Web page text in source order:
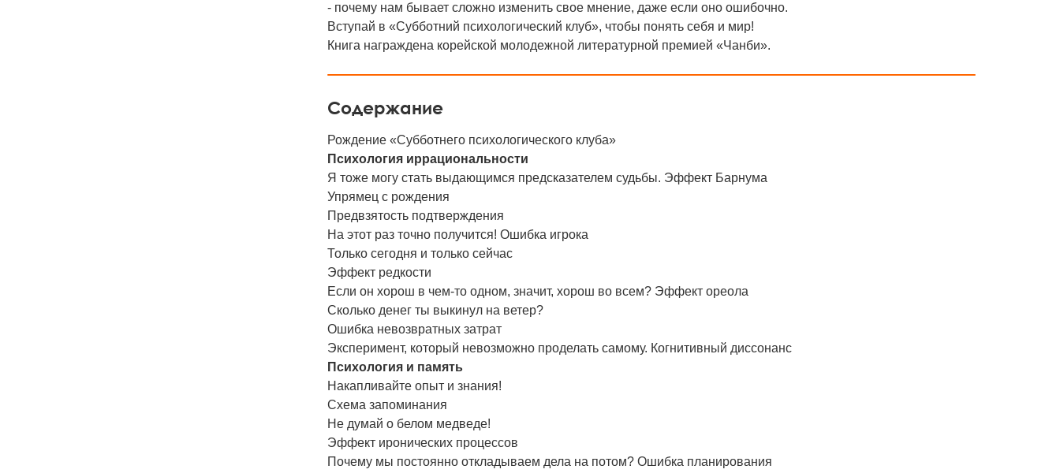
- почему нам бывает сложно изменить свое мнение, даже если оно ошибочно.
Вступай в «Субботний психологический клуб», чтобы понять себя и мир!
Книга награждена корейской молодежной литературной премией «Чанби».
Содержание
Рождение «Субботнего психологического клуба»
Психология иррациональности
Я тоже могу стать выдающимся предсказателем судьбы. Эффект Барнума
Упрямец с рождения
Предвзятость подтверждения
На этот раз точно получится! Ошибка игрока
Только сегодня и только сейчас
Эффект редкости
Если он хорош в чем-то одном, значит, хорош во всем? Эффект ореола
Сколько денег ты выкинул на ветер?
Ошибка невозвратных затрат
Эксперимент, который невозможно проделать самому. Когнитивный диссонанс
Психология и память
Накапливайте опыт и знания!
Схема запоминания
Не думай о белом медведе!
Эффект иронических процессов
Почему мы постоянно откладываем дела на потом? Ошибка планирования